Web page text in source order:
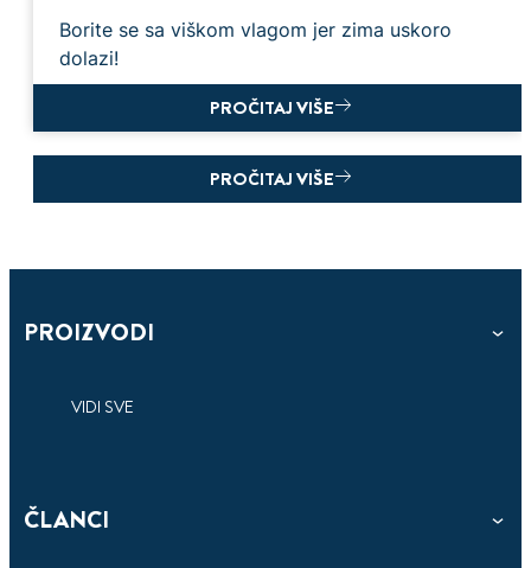
Borite se sa viškom vlagom jer zima uskoro
dolazi!
PROČITAJ VIŠE
3 min
PROČITAJ VIŠE
PROIZVODI
VIDI SVE
ČLANCI